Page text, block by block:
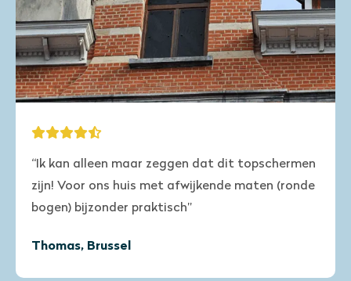
“Ik kan alleen maar zeggen dat dit topschermen
zijn! Voor ons huis met afwijkende maten (ronde
bogen) bijzonder praktisch”
Thomas, Brussel